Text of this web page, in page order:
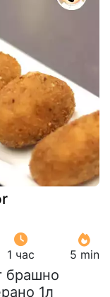
1 час 5 min
брашно
1л